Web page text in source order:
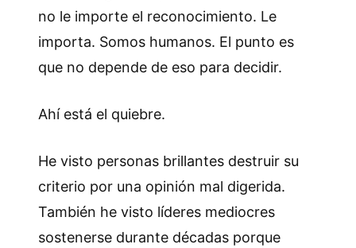
no le importe el reconocimiento. Le
importa. Somos humanos. El punto es
que no depende de eso para decidir.
Ahí está el quiebre.
He visto personas brillantes destruir su
criterio por una opinión mal digerida.
También he visto líderes mediocres
sostenerse durante décadas porque